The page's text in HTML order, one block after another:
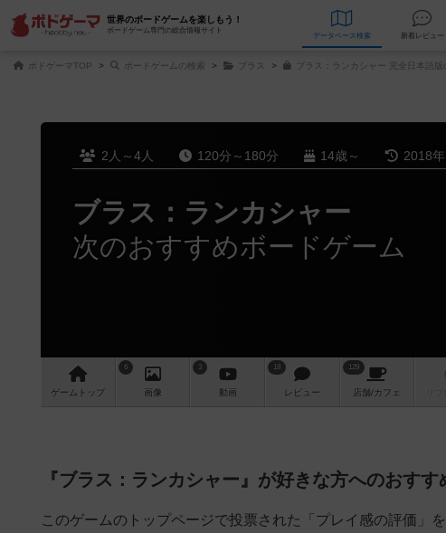
世界のボードゲームを楽しもう！
ボードゲーム専門の総合情報サイト
データベース 検索
ボドゲーマTOP ボードゲームの検索 ブラス ブラス：ランカシャー 完全日本語版
2人～4人 120分～180分 14歳～ 2018年
ブラス：ランカシャー
次のおすすめボードゲーム
ゲーム トップ
6
画像
3
動画
18
レビュー
129
店舗/カフェ
『ブラス：ランカシャー』が好きな方へのおすす
このゲームのトップページで投票された「プレイ感の評価」を